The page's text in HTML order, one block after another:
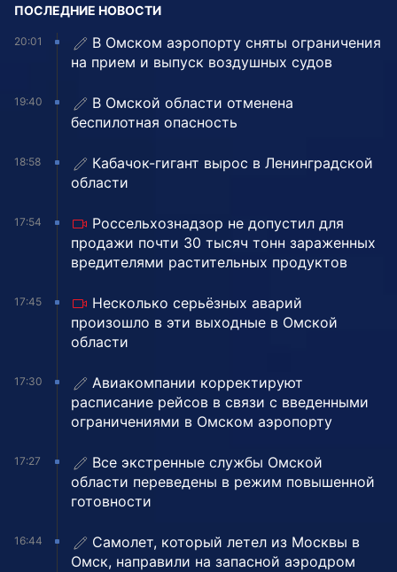
ПОСЛЕДНИЕ НОВОСТИ
20:01
В Омском аэропорту сняты ограничения
на прием и выпуск воздушных судов
19:40
В Омской области отменена
беспилотная опасность
18:58
Кабачок-гигант вырос в Ленинградской
области
17:54
Россельхознадзор не допустил для
продажи почти 30 тысяч тонн зараженных
вредителями растительных продуктов
17:45
Несколько серьёзных аварий
произошло в эти выходные в Омской
области
17:30
Авиакомпании корректируют
расписание рейсов в связи с введенными
ограничениями в Омском аэропорту
17:27
Все экстренные службы Омской
области переведены в режим повышенной
готовности
16:44
Самолет, который летел из Москвы в
Омск, направили на запасной аэродром